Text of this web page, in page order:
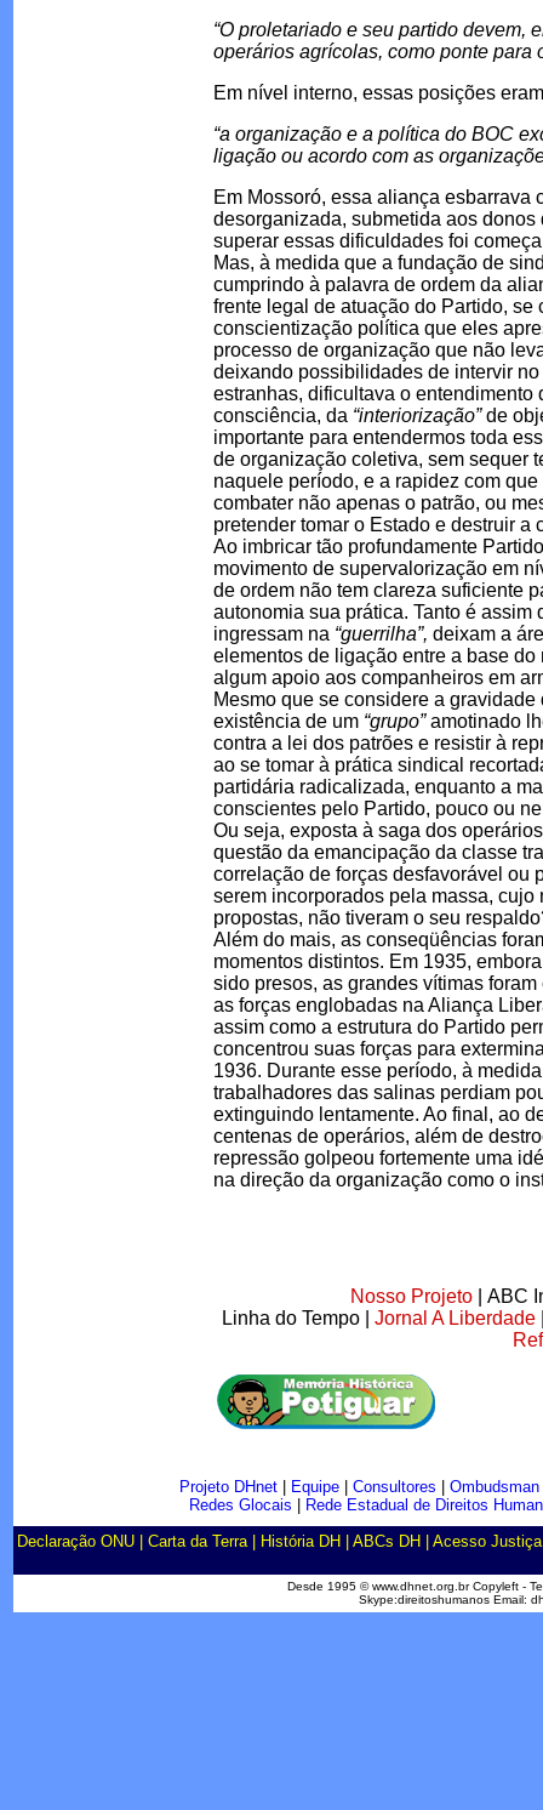
“O proletariado e seu partido devem,
operários agrícolas, como ponte para
Em nível interno, essas posições
“a organização e a política do BOC
ligação ou acordo com as
Em Mossoró, essa aliança esbarrava
desorganizada, submetida aos
superar essas dificuldades foi
Mas, à medida que a fundação de
cumprindo à palavra de ordem da
frente legal de atuação do Partido,
conscientização política que eles
processo de organização que não
deixando possibilidades de intervir
estranhas, dificultava o
consciência, da “interiorização”de
importante para entendermos toda
de organização coletiva, sem sequer
naquele período, e a rapidez com
combater não apenas o patrão, ou
pretender tomar o Estado e destruir a
Ao imbricar tão profundamente
movimento de supervalorização em
de ordem não tem clareza suficiente
autonomia sua prática. Tanto é
ingressam na “guerrilha”, deixam a
elementos de ligação entre a base do
algum apoio aos companheiros em
Mesmo que se considere a
existência de um “grupo”amotinado
contra a lei dos patrões e resistir à
ao se tomar à prática sindical
partidária radicalizada, enquanto a
conscientes pelo Partido, pouco ou
Ou seja, exposta à saga dos
questão da emancipação da classe
correlação de forças desfavorável ou
serem incorporados pela massa,
propostas, não tiveram o seu
Além do mais, as conseqüências
momentos distintos. Em 1935,
sido presos, as grandes vítimas
as forças englobadas na Aliança
assim como a estrutura do Partido
concentrou suas forças para
1936. Durante esse período, à
trabalhadores das salinas perdiam
extinguindo lentamente. Ao final, ao
centenas de operários, além de
repressão golpeou fortemente uma
na direção da organização como o
Nosso Projeto
ABC
Linha do Tempo| Jornal A Liberdade
Projeto DHnet Equipe Consultores Ombudsman
Redes Glocais
Rede Estadual de Direitos
Declaração ONU| Carta da Terra| História DH ABCs DH Acesso Justiça
Desde 1995 © www.dhnet.org.br Copyleft -
Skype:direitoshumanos Email: